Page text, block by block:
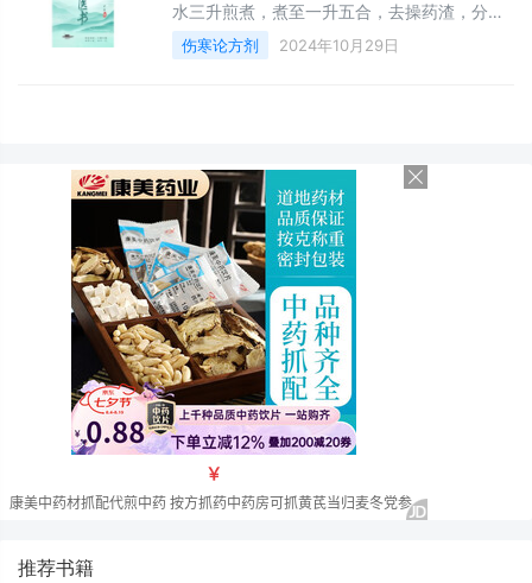
水三升煎煮，煮至一升五合，去操药渣，分二
次温服。
伤寒论方剂 2024年10月29日
推荐书籍